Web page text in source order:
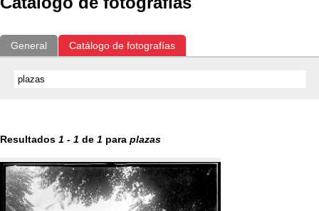
General Catálogo de fotografías
Resultados 1 - 1 de 1 para plazas